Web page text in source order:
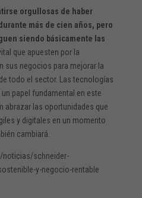
orgullosas de haber
más de cien años, pero
siendo básicamente las
que apuesten por la
sus negocios para mejorar la
todo el sector. Las tecnologías
papel fundamental en este
abrazar las oportunidades que
y digitales en un momento
cambiará.
noticias/schneider-
y-negocio-rentable